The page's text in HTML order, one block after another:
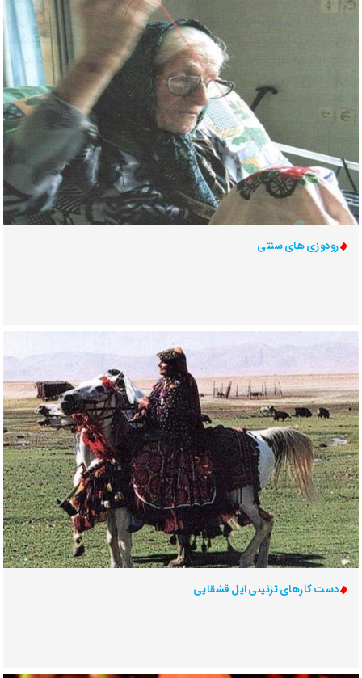
رودوزی های سنتی
دست کارهای تزئینی ایل قشقایی